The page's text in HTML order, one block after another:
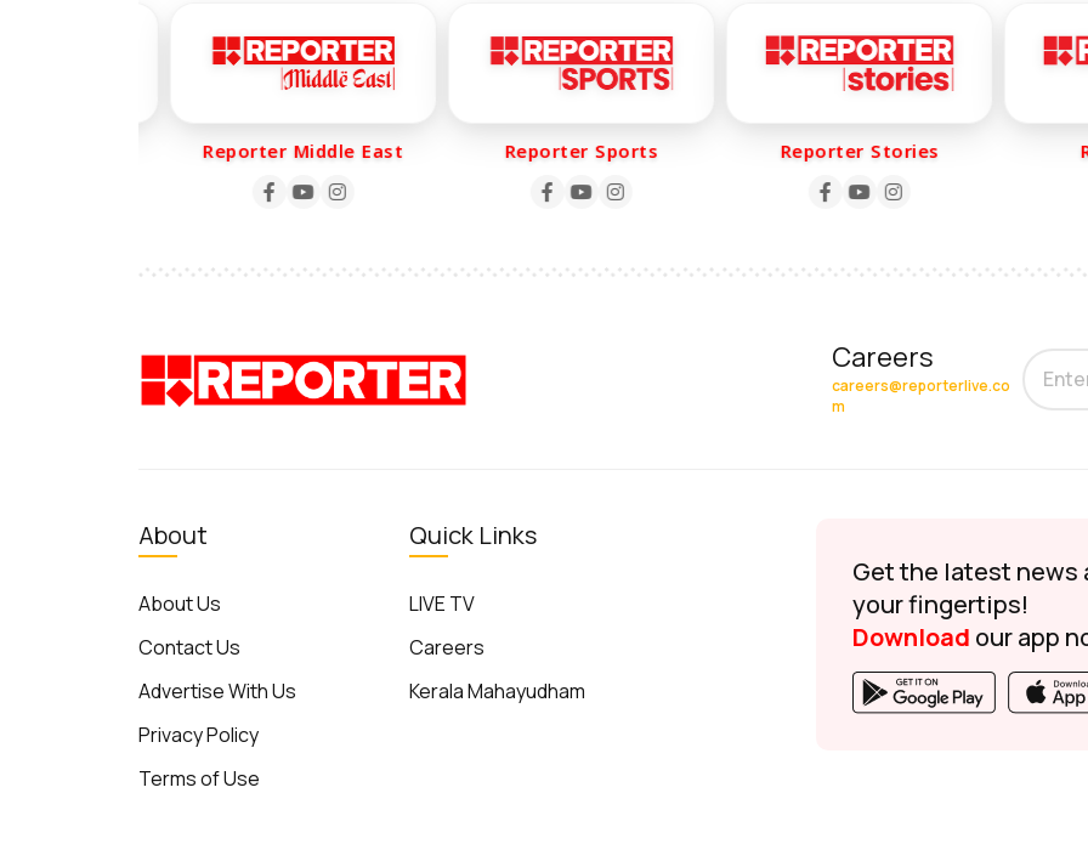
Reporter Middle East Reporter Sports Reporter Stories
Careers
careers@reporterlive.co
m
About
About Us
Contact Us
Advertise With Us
Privacy Policy
Terms of Use
Quick Links
LIVE TV
Careers
Kerala Mahayudham
Get the latest news
your fingertips!
Download our app